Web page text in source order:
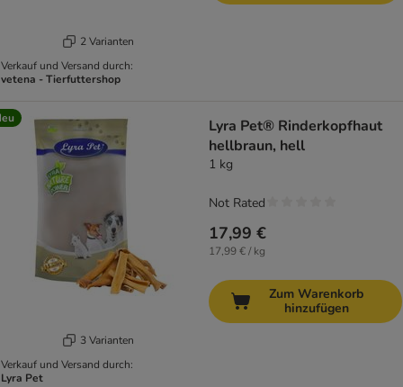
2 Varianten
Verkauf und Versand durch:
vetena - Tierfuttershop
3 Varianten
Verkauf und Versand durch:
Lyra Pet
Lyra Pet® Rinderkopfhaut
hellbraun, hell
1 kg
17,99 €
17,99 € / kg
Not Rated
Zum Warenkorb
hinzufügen